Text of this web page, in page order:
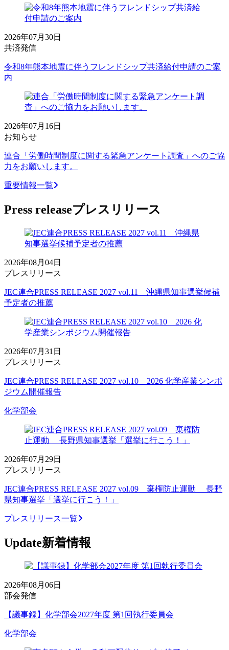
2026年07月30日
共済発信
令和8年熊本地震に伴うフレンドシップ共済給付申請のご案
内
2026年07月16日
お知らせ
連合「労働時間制度に関する緊急アンケート調査」へのご協
力をお願いします。
重要情報一覧
Press releaseプレスリリース
2026年08月04日
プレスリリース
JEC連合PRESS RELEASE 2027 vol.11 沖縄県知事選挙候補
予定者の推薦
2026年07月31日
プレスリリース
JEC連合PRESS RELEASE 2027 vol.10 2026 化学産業シンポ
ジウム開催報告
化学部会
2026年07月29日
プレスリリース
JEC連合PRESS RELEASE 2027 vol.09 棄権防止運動 長野
県知事選挙「選挙に行こう！」
プレスリリース一覧
Update新着情報
2026年08月06日
部会発信
【議事録】化学部会2027年度 第1回執行委員会
化学部会